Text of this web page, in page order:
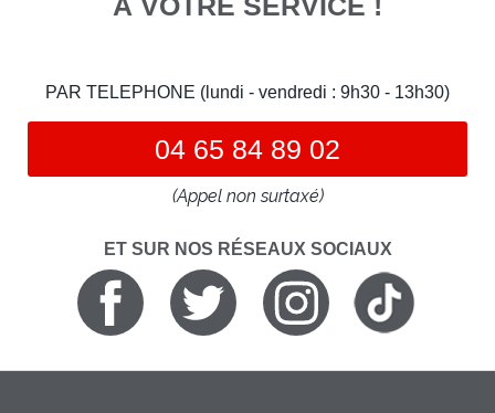
PAR TELEPHONE (lundi - vendredi : 9h30 - 13h30)
04 65 84 89 02
(Appel non surtaxé)
ET SUR NOS RÉSEAUX SOCIAUX